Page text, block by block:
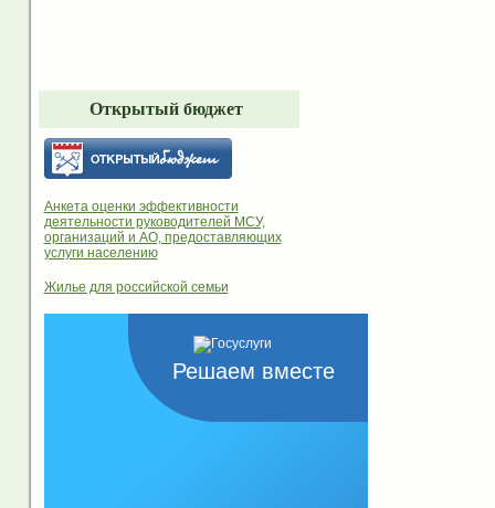
Открытый бюджет
Анкета оценки эффективности
деятельности руководителей МСУ,
организаций и АО, предоставляющих
услуги населению
Жилье для российской семьи
Решаем вместе